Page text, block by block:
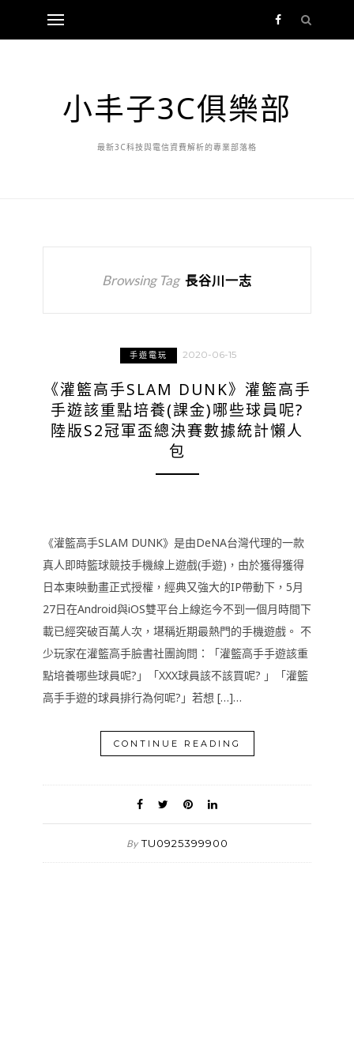
小丰子3C俱樂部
最新3C科技與電信資費解析的專業部落格
Browsing Tag 長谷川一志
手遊電玩 2020-06-15
《灌籃高手SLAM DUNK》灌籃高手
手遊該重點培養(課金)哪些球員呢?
陸版S2冠軍盃總決賽數據統計懶人
包
《灌籃高手SLAM DUNK》是由DeNA台灣代理的一款
真人即時籃球競技手機線上遊戲(手遊)，由於獲得獲得
日本東映動畫正式授權，經典又強大的IP帶動下，5月
27日在Android與iOS雙平台上線迄今不到一個月時間下
載已經突破百萬人次，堪稱近期最熱門的手機遊戲。 不
少玩家在灌籃高手臉書社團詢問：「灌籃高手手遊該重
點培養哪些球員呢?」「XXX球員該不該買呢? 」「灌籃
高手手遊的球員排行為何呢?」若想 […]…
CONTINUE READING
By TU0925399900